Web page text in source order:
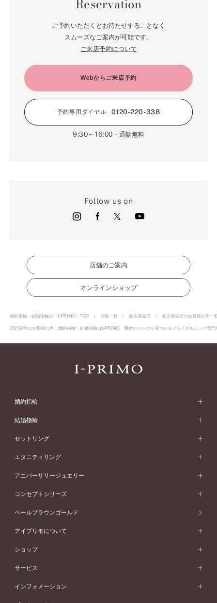
Reservation
ご予約いただくとお待たせすることなく
スムーズなご案内が可能です。
ご来店予約について
Webからご来店予約
予約専用ダイヤル 0120-220-338
9:30～16:00 ・通話無料
Follow us on
店舗のご案内
オンラインショップ
婚約指輪・結婚指輪の「I-PRIMO」TOP 店舗一覧 名古屋栄店 名古屋栄店のお客様の声一
20代男性のお客様の声｜婚約指輪・結婚指輪はI-PRIMO 運命のリングが見つかるブライダルリング専
婚約指輪
婚約指輪 (エンゲージリング)
婚約指輪一覧
ピンクゴールド
ペールブラウンゴールド
ウェーブライン
V字ライン
ワンサイドメレ
ダブルサイドメレ
シンプル
フェミニン
モード
50万円台～
40万円台～
30万円台～
婚約指輪 人気ランキング
婚約ネックレス
ダイヤモンドシェイプコレクション
結婚指輪
結婚指輪 (マリッジリング)
結婚指輪一覧
ピンクゴールド
ペールブラウンゴールド
ウェーブライン
V字ライン
ワンメレ
セベラルメレ
シンプル
フェミニン
モード
50万円～
40万円～50万円
セットリング
セットリング
セットリング一覧
ピンクゴールド
ペールブラウンゴールド
エタニティリング
エタニティリング
エタニティリング一覧
ピンクゴールド
ペールブラウンゴールド
アニバーサリージュエリー
アニバーサリージュエリー
アニバーサリージュエリー一覧
ファッションリング
ブレスレット
コンセプトシリーズ
コンセプトシリーズ
オリジンビリーフ
エトワル
スワハ
ペールブラウンゴールド
アイプリモについて
アイプリモについて
パーソナルハンド診断
デザインへのこだわり
ショップ
店舗一覧
北海道
サービス
プロポーズサポート
サービス
インフォメーション